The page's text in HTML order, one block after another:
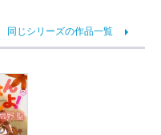
同じシリーズの作品一覧